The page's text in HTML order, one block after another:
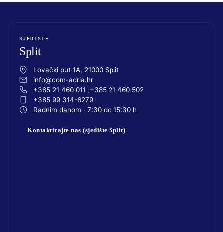
SJEDIŠTE
Split
Lovački put 1A, 21000 Split
info@com-adria.hr
+385 21 460 011
+385 21 460 502
+385 99 314-6279
Radnim danom · 7:30 do 15:30 h
Kontaktirajte nas (sjedište Split)